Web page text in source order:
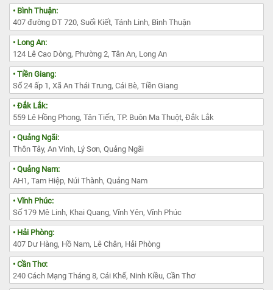
• Bình Thuận:
407 đường DT 720, Suối Kiết, Tánh Linh, Bình Thuận
• Long An:
124 Lê Cao Dòng, Phường 2, Tân An, Long An
• Tiền Giang:
Số 24 ấp 1, Xã An Thái Trung, Cái Bè, Tiền Giang
• Đắk Lắk:
559 Lê Hồng Phong, Tân Tiến, TP. Buôn Ma Thuột, Đắk Lắk
• Quảng Ngãi:
Thôn Tây, An Vinh, Lý Sơn, Quảng Ngãi
• Quảng Nam:
AH1, Tam Hiệp, Núi Thành, Quảng Nam
• Vĩnh Phúc:
Số 179 Mê Linh, Khai Quang, Vĩnh Yên, Vĩnh Phúc
• Hải Phòng:
407 Dư Hàng, Hồ Nam, Lê Chân, Hải Phòng
• Cần Thơ:
240 Cách Mạng Tháng 8, Cái Khế, Ninh Kiều, Cần Thơ